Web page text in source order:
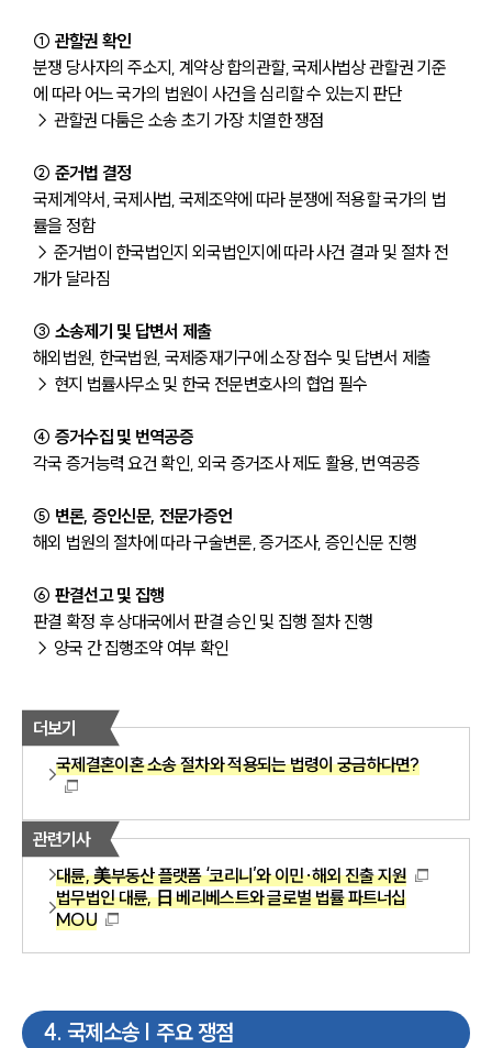
① 관할권 확인
분쟁 당사자의 주소지, 계약상 합의관할, 국제사법상 관할권 기준
에 따라 어느 국가의 법원이 사건을 심리할 수 있는지 판단
→ 관할권 다툼은 소송 초기 가장 치열한 쟁점
② 준거법 결정
국제계약서, 국제사법, 국제조약에 따라 분쟁에 적용할 국가의 법
률을 정함
→ 준거법이 한국법인지 외국법인지에 따라 사건 결과 및 절차 전
개가 달라짐
③ 소송제기 및 답변서 제출
해외법원, 한국법원, 국제중재기구에 소장 접수 및 답변서 제출
→ 현지 법률사무소 및 한국 전문변호사의 협업 필수
④ 증거수집 및 번역공증
각국 증거능력 요건 확인, 외국 증거조사 제도 활용, 번역공증
⑤ 변론, 증인신문, 전문가증언
해외 법원의 절차에 따라 구술변론, 증거조사, 증인신문 진행
⑥ 판결선고 및 집행
판결 확정 후 상대국에서 판결 승인 및 집행 절차 진행
→ 양국 간 집행조약 여부 확인
더보기
국제결혼이혼 소송 절차와 적용되는 법령이 궁금하다면?
관련기사
대륜, 美부동산 플랫폼 ‘코리니’와 이민·해외 진출 지원
법무법인 대륜, 日 베리베스트와 글로벌 법률 파트너십
MOU
4. 국제소송 | 주요 쟁점